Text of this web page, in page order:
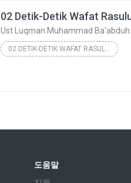
02 Detik-Detik Wafat
Ust Luqman Muhammad Ba'abduh
02 DETIK-DETIK WAFAT RASULULLAH
도움말